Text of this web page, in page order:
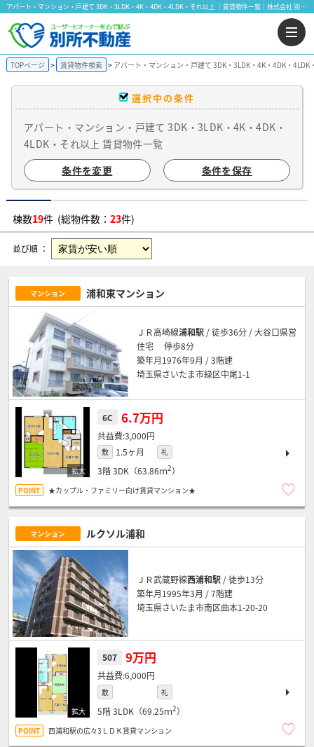
アパート・マンション・戸建て 3DK・3LDK・4K・4DK・4LDK・それ以上 ｜賃貸物件一覧｜株式会社 別所不動産
TOPページ 賃貸物件検索 アパート・マンション・戸建て 3DK・3LDK・4K・4DK・4LDK
選択中の条件
アパート・マンション・戸建て 3DK・3LDK・4K・4DK・
4LDK・それ以上 賃貸物件一覧
条件を変更
条件を保存
棟数19件 (総物件数： 23件)
並び順 ：
マンション 浦和東マンション
ＪＲ高崎線浦和駅 / 徒歩36分 / 大谷口県営
住宅 停歩8分
築年月1976年9月 / 3階建
埼玉県さいたま市緑区中尾1-1
6C 6.7万円
3,000円
敷 1.5ヶ月 礼
3階3DK（63.86ｍ2）
★カップル・ファミリー向け賃貸マンション★
マンション ルクソル浦和
ＪＲ武蔵野線西浦和駅 / 徒歩13分
築年月1995年3月 / 7階建
埼玉県さいたま市南区曲本1-20-20
507 9万円
6,000円
敷 礼
5階3LDK（69.25ｍ2）
西浦和駅の広々3ＬＤＫ賃貸マンション